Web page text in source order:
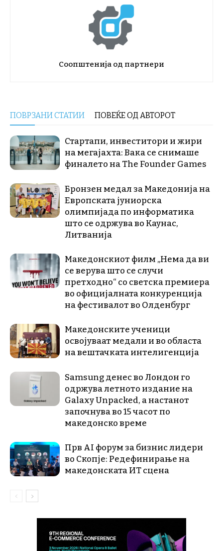
Соопштенија од партнери
ПОВРЗАНИ СТАТИИ ПОВЕЌЕ ОД АВТОРОТ
Стартапи, инвеститори и жири
на мегајахта: Вака се снимаше
финалето на The Founder Games
Бронзен медал за Македонија на
Европската јуниорска
олимпијада по информатика
што се одржува во Каунас,
Литванија
Македонскиот филм „Нема да ви
се верува што се случи
претходно“ со светска премиера
во официјалната конкуренција
на фестивалот во Олденбург
Македонските ученици
освојуваат медали и во областа
на вештачката интелигенција
Samsung денес во Лондон го
одржува летното издание на
Galaxy Unpacked, a настанот
започнува во 15 часот по
македонско време
Прв AI форум за бизнис лидери
во Скопје: Редефинирање на
македонската ИТ сцена